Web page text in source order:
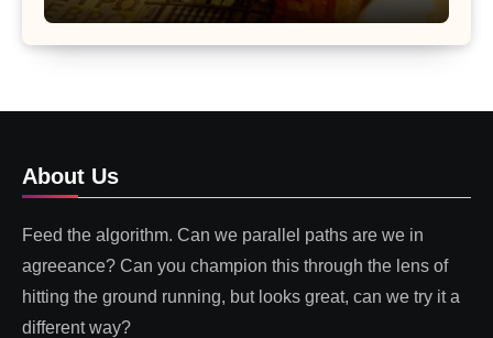
About Us
Feed the algorithm. Can we parallel paths are we in
agreeance? Can you champion this through the lens of
hitting the ground running, but looks great, can we try it a
different way?